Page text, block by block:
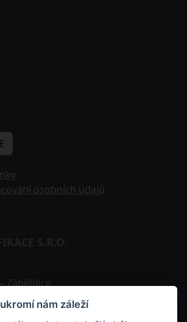
osobních údajů
Záběhlice
nám záleží